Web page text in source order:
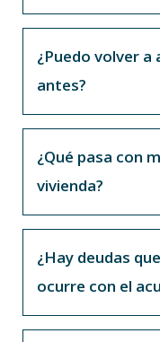
¿Puedo volver a
antes?
¿Qué pasa con
vivienda?
¿Hay deudas
ocurre con el